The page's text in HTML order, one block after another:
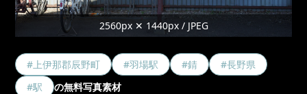
2560px ✕ 1440px / JPEG
#上伊那郡辰野町 #羽場駅 #錆
#長野県
#駅
の無料写真素材